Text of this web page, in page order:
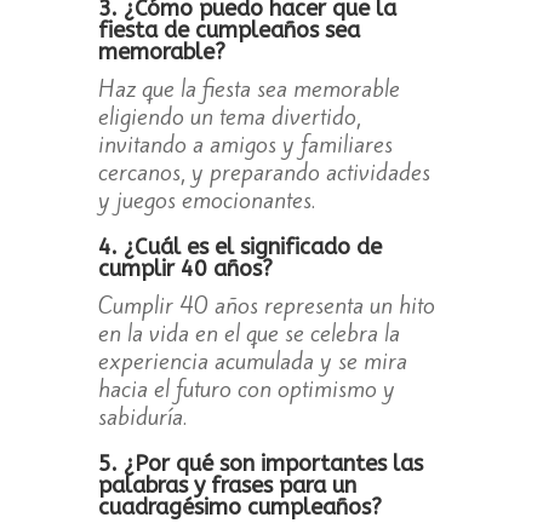
3. ¿Cómo puedo hacer que la
fiesta de cumpleaños sea
memorable?
Haz que la fiesta sea memorable
eligiendo un tema divertido,
invitando a amigos y familiares
cercanos, y preparando actividades
y juegos emocionantes.
4. ¿Cuál es el significado de
cumplir 40 años?
Cumplir 40 años representa un hito
en la vida en el que se celebra la
experiencia acumulada y se mira
hacia el futuro con optimismo y
sabiduría.
5. ¿Por qué son importantes las
palabras y frases para un
cuadragésimo cumpleaños?